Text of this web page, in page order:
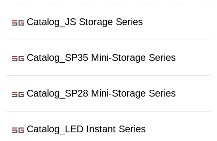
Catalog_JS Storage Series
Catalog_SP35 Mini-Storage Series
Catalog_SP28 Mini-Storage Series
Catalog_LED Instant Series